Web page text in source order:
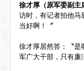
徐才厚（原军委副主
访时，有记者拍他马
当好啊！〞
徐才厚居然答：〝是
军广大干部，只有廉